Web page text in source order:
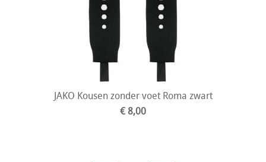
JAKO Kousen zonder voet Roma zwart
€ 8,00